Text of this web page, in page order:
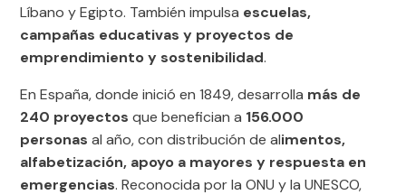
Líbano y Egipto. También impulsa escuelas,
campañas educativas y proyectos de
emprendimiento y sostenibilidad.
En España, donde inició en 1849, desarrolla más de
240 proyectos que benefician a 156.000
personas al año, con distribución de alimentos,
alfabetización, apoyo a mayores y respuesta en
emergencias. Reconocida por la ONU y la UNESCO,